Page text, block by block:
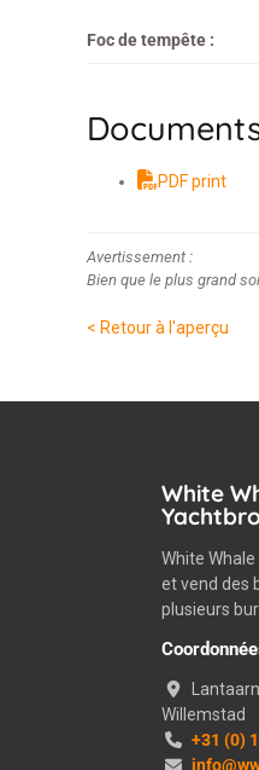
Foc de tempête :
PDF print
Avertissement :
Bien que le plus grand
< Retour à l'aperçu
White
White
et vend des
plusieurs
Willemstad
+31 (0)